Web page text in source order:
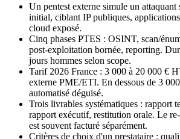
Un pentest externe simule un attaquant
initial, ciblant IP publiques,
cloud exposé.
Cinq phases PTES : OSINT, scan/
post-exploitation bornée, reporting.
jours hommes selon scope.
Tarif 2026 France : 3 000 à 20 000 €
externe PME/ETI. En dessous de 3
automatisé déguisé.
Trois livrables systématiques : rapport
rapport exécutif, restitution orale. Le
est souvent facturé séparément.
Critères de choix d'un prestataire :